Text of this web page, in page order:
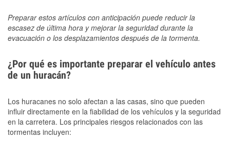
Preparar estos artículos con anticipación puede reducir la
escasez de última hora y mejorar la seguridad durante la
evacuación o los desplazamientos después de la tormenta.
¿Por qué es importante preparar el vehículo antes
de un huracán?
Los huracanes no solo afectan a las casas, sino que pueden
influir directamente en la fiabilidad de los vehículos y la seguridad
en la carretera. Los principales riesgos relacionados con las
tormentas incluyen: